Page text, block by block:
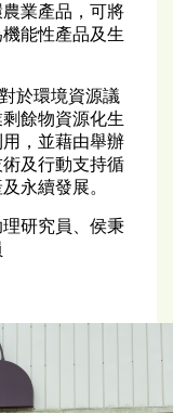
業產品，可將
能性產品及生
於環境資源議
餘物資源化生
，並藉由舉辦
及行動支持循
永續發展。
研究員、侯秉